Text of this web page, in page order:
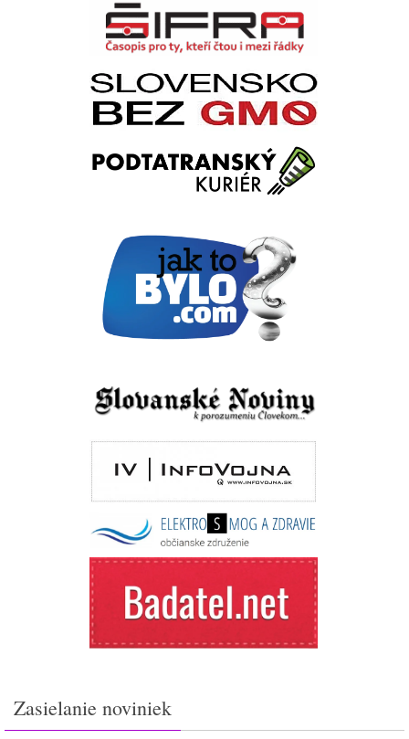
Zasielanie noviniek